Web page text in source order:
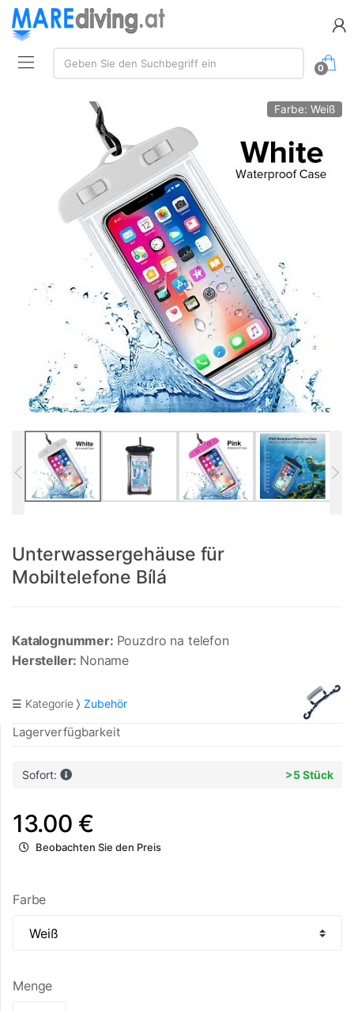
Suchen:
Geben Sie den Suchbegriff ein
0
Farbe: Weiß
Unterwassergehäuse für
Mobiltelefone Bílá
Katalognummer: Pouzdro na telefon
Hersteller: Noname
☰ Kategorie Zubehör
Lagerverfügbarkeit
Sofort: >5 Stück
13.00 €
Beobachten Sie den Preis
Farbe
Menge